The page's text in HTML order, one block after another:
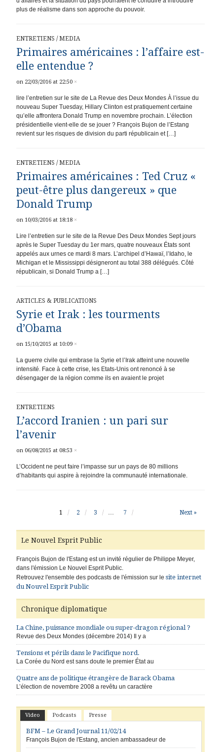
plus de réalisme dans son approche du pouvoir.
ENTRETIENS /MEDIA
Primaires américaines : l’affaire est-
elle entendue ?
on 22/03/2016 at 22:50 ×
lire l’entretien sur le site de La Revue des Deux Mondes À l’issue du
nouveau Super Tuesday, Hillary Clinton est pratiquement certaine
qu’elle affrontera Donald Trump en novembre prochain. L’élection
présidentielle vient-elle de se jouer ? François Bujon de l’Estang
revient sur les risques de division du parti républicain et […]
ENTRETIENS /MEDIA
Primaires américaines : Ted Cruz «
peut-être plus dangereux » que
Donald Trump
on 10/03/2016 at 18:18 ×
Lire l’entretien sur le site de la Revue Des Deux Mondes Sept jours
après le Super Tuesday du 1er mars, quatre nouveaux États sont
appelés aux urnes ce mardi 8 mars. L’archipel d’Hawaï, l’Idaho, le
Michigan et le Mississippi désigneront au total 388 délégués. Côté
républicain, si Donald Trump a […]
ARTICLES & PUBLICATIONS
Syrie et Irak : les tourments
d’Obama
on 15/10/2015 at 10:09 ×
La guerre civile qui embrase la Syrie et l’Irak atteint une nouvelle
intensité. Face à cette crise, les Etats-Unis ont renoncé à se
désengager de la région comme ils en avaient le projet
ENTRETIENS
L’accord Iranien : un pari sur
l’avenir
on 06/08/2015 at 08:53 ×
L’Occident ne peut faire l’impasse sur un pays de 80 millions
d’habitants qui aspire à rejoindre la communauté internationale.
1 2 3 … 7 Next »
Le Nouvel Esprit Public
François Bujon de l'Estang est un invité régulier de Philippe Meyer,
dans l'émission Le Nouvel Esprit Public.
Retrouvez l'ensemble des podcasts de l'émission sur lesite internet
du Nouvel Esprit Public
Chronique diplomatique
La Chine, puissance mondiale ou super-dragon régional ?
Revue des Deux Mondes (décembre 2014) Il y a
Tensions et périls dans le Pacifique nord.
La Corée du Nord est sans doute le premier État au
Quatre ans de politique étrangère de Barack Obama
L’élection de novembre 2008 a revêtu un caractère
Video Podcasts Presse
BFM – Le Grand Journal 11/02/14
François Bujon de l'Estang, ancien ambassadeur de